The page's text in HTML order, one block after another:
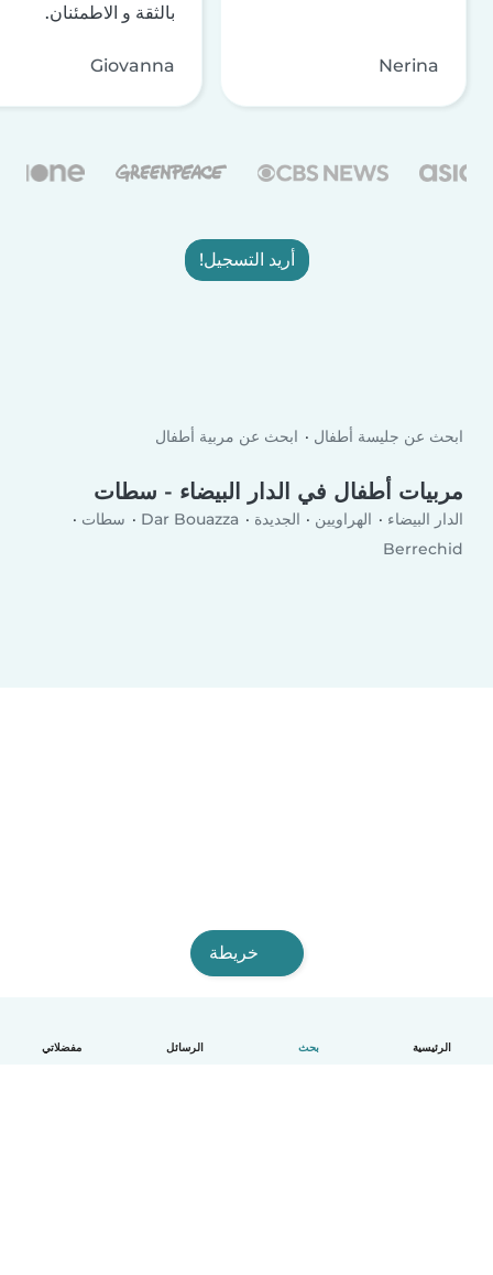
الرئيسية بحث الرسائل مفضلاتي
Nerina
بالثقة و الاطمئنان.
Giovanna
أريد التسجيل!
ابحث عن جليسة أطفال ابحث عن مربية أطفال
مربيات أطفال في الدار البيضاء - سطات
الدار البيضاء الهراويين الجديدة Dar Bouazza
سطات
Berrechid
خريطة